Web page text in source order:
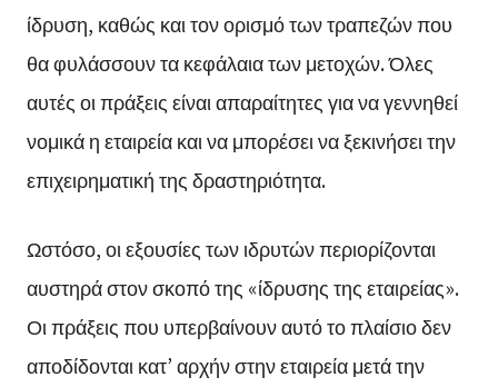
ίδρυση, καθώς και τον ορισμό των τραπεζών που
θα φυλάσσουν τα κεφάλαια των μετοχών. Όλες
αυτές οι πράξεις είναι απαραίτητες για να γεννηθεί
νομικά η εταιρεία και να μπορέσει να ξεκινήσει την
επιχειρηματική της δραστηριότητα.
Ωστόσο, οι εξουσίες των ιδρυτών περιορίζονται
αυστηρά στον σκοπό της «ίδρυσης της εταιρείας».
Οι πράξεις που υπερβαίνουν αυτό το πλαίσιο δεν
αποδίδονται κατ’ αρχήν στην εταιρεία μετά την